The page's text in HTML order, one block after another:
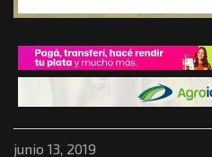
junio 13, 2019